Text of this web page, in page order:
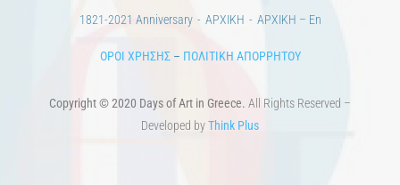
1821-2021 Anniversary
ΑΡΧΙΚΗ ΑΡΧΙΚΗ – En
ΟΡΟΙ ΧΡΗΣΗΣ– ΠΟΛΙΤΙΚΗ ΑΠΟΡΡΗΤΟΥ
Copyright © 2020 Days of Art in Greece. All Rights Reserved –
Developed byThink Plus